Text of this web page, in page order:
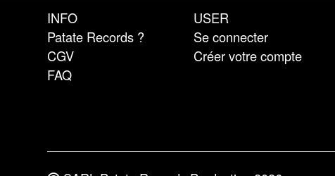
INFO
Patate Records ?
CGV
FAQ
USER
Se connecter
Créer votre compte